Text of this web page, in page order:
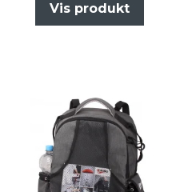
Vis produkt